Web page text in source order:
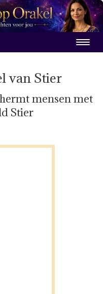
van Stier
mensen met
Stier